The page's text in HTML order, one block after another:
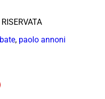
, paolo annoni